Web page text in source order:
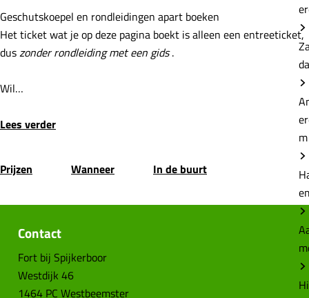
m
Geschutskoepel en rondleidingen apart boeken
Het ticket wat je op deze pagina boekt is alleen een entreeticket,
duszonder rondleiding met een gids.
Wil…
Lees verder
Prijzen Wanneer In de buurt
Contact
Fort bij Spijkerboor
Westdijk 46
1464 PC Westbeemster